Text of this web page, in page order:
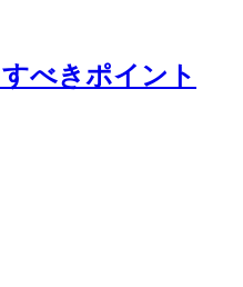
べきポイント